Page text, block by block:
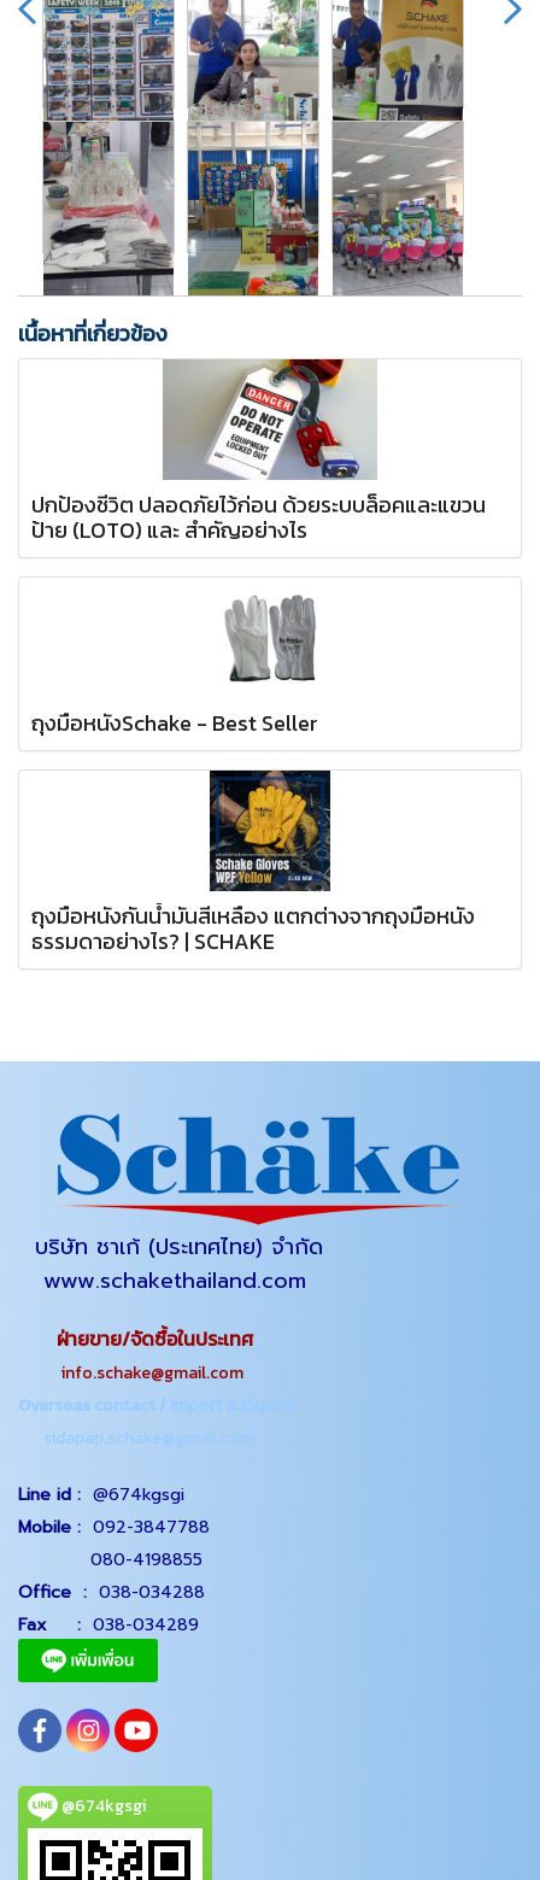
เนื้อหาที่เกี่ยวข้อง
ปกป้องชีวิต ปลอดภัยไว้ก่อน ด้วยระบบล็อคและแขวน
ป้าย (LOTO) และ สำคัญอย่างไร
ถุงมือหนังSchake - Best Seller
ถุงมือหนังกันน้ำมันสีเหลือง แตกต่างจากถุงมือหนัง
ธรรมดาอย่างไร? | SCHAKE
บริษัท ชาเก้ (ประเทศไทย) จำกัด
www.schakethailand.com
ฝ่ายขาย/จัดซื้อในประเทศ
info.schake@gmail.com
Overseas contact / Import & Export
sidapap.schake@gmail.com
Line id : @674kgsgi
Mobile : 092-3847788
080-4198855
Office : 038-034288
Fax : 038-034289
@674kgsgi